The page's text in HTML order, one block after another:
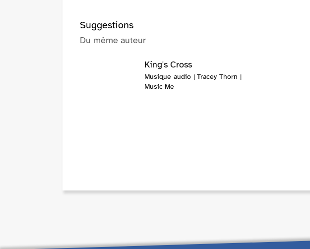
Suggestions
Du même auteur
King's Cross
Musique audio | Tracey Thorn |
Music Me